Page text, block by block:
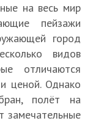
на весь мир
пейзажи
город
видов
отличаются
ценой. Однако
полёт на
замечательные